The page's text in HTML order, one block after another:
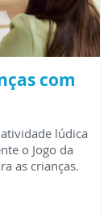
com
lúdica
o Jogo da
as crianças.